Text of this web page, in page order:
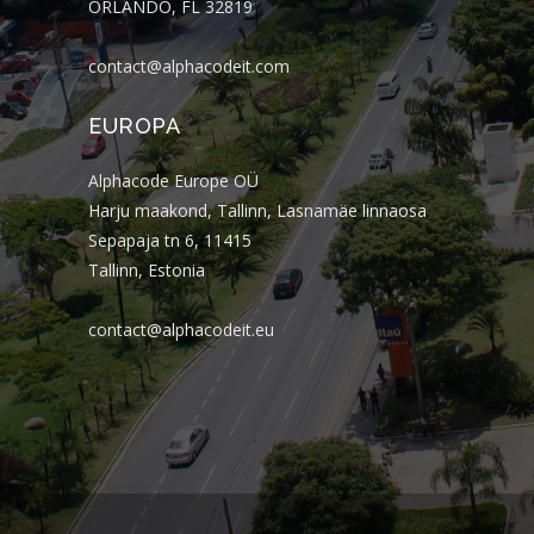
ORLANDO, FL 32819
contact@alphacodeit.com
EUROPA
Alphacode Europe OÜ
Harju maakond, Tallinn, Lasnamäe linnaosa
Sepapaja tn 6, 11415
Tallinn, Estonia
contact@alphacodeit.eu